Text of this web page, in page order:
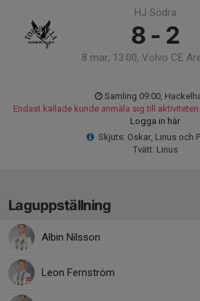
HJ Södra
8 - 2
8 mar, 13:00, Volvo CE
Samling 09:00,
Endast kallade kunde anmäla sig till
Logga in här
Skjuts: Oskar, Linus och
Tvätt: Linus
Laguppställning
Albin Nilsson
Leon Fernström